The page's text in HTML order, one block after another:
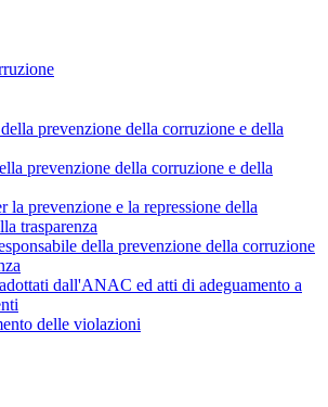
prevenzione della corruzione e della
prevenzione della corruzione e della
la prevenzione e la repressione della
trasparenza
della prevenzione della corruzione
dall'ANAC ed atti di adeguamento a
delle violazioni